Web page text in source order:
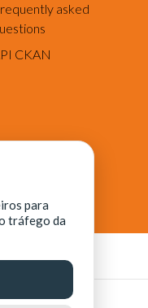
asked
CKAN
de Ciência,
para
tráfego da